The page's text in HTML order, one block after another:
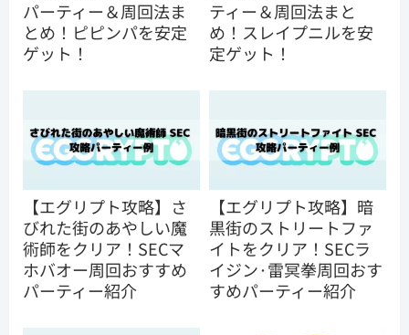
パーティー＆周回法ま
とめ！ピピンパを安定
ゲット！
ティー＆周回法まと
め！スレイプニルを安
定ゲット！
【エグリプト攻略】さ
びれた街のあやしい魔
術師をクリア！SECマ
ホバオー周回おすすめ
パーティー紹介
【エグリプト攻略】暗
黒街のストリートファ
イトをクリア！SECラ
イジン·雷冥拳周回おす
すめパーティー紹介